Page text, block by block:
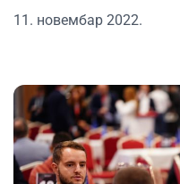
11. новембар 2022.